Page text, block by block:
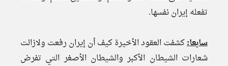
تفعله إيران نفسها.
سابعا:كشفت العقود الأخيرة كيف أن إيران رفعت ولازالت
شعارات الشيطان الأكبر والشيطان الأصغر التي تفرض